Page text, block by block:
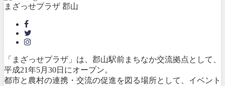
まざっせプラザ 郡山
「まざっせプラザ」は、郡山駅前まちなか交流拠点として、
平成21年5月30日にオープン。
都市と農村の連携・交流の促進を図る場所として、イベント